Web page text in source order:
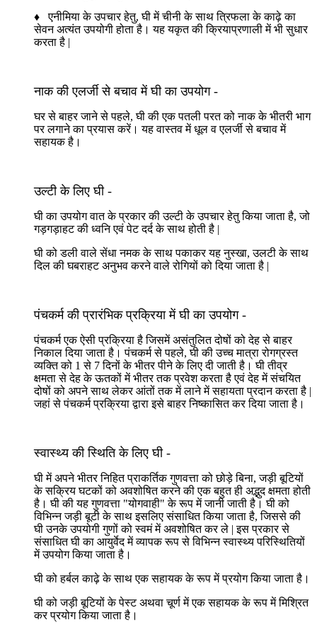
♦ एनीमिया के उपचार हेतु, घी में चीनी के साथ त्रिफला के काढ़े का
सेवन अत्यंत उपयोगी होता है। यह यकृत की क्रियाप्रणाली में भी सुधार
करता है |
नाक की एलर्जी से बचाव में घी का उपयोग -
घर से बाहर जाने से पहले, घी की एक पतली परत को नाक के भीतरी भाग
पर लगाने का प्रयास करें। यह वास्तव में धूल व एलर्जी से बचाव में
सहायक है।
उल्टी के लिए घी -
घी का उपयोग वात के प्रकार की उल्टी के उपचार हेतु किया जाता है, जो
गड़गड़ाहट की ध्वनि एवं पेट दर्द के साथ होती है |
घी को डली वाले सेंधा नमक के साथ पकाकर यह नुस्खा, उलटी के साथ
दिल की घबराहट अनुभव करने वाले रोगियों को दिया जाता है |
पंचकर्म की प्रारंभिक प्रक्रिया में घी का उपयोग -
पंचकर्म एक ऐसी प्रक्रिया है जिसमें असंतुलित दोषों को देह से बाहर
निकाल दिया जाता है। पंचकर्म से पहले, घी की उच्च मात्रा रोगग्रस्त
व्यक्ति को 1 से 7 दिनों के भीतर पीने के लिए दी जाती है। घी तीव्र
क्षमता से देह के ऊतकों में भीतर तक प्रवेश करता है एवं देह में संचयित
दोषों को अपने साथ लेकर आंतों तक में लाने में सहायता प्रदान करता है |
जहां से पंचकर्म प्रक्रिया द्वारा इसे बाहर निष्कासित कर दिया जाता है।
स्वास्थ्य की स्थिति के लिए घी -
घी में अपने भीतर निहित प्राकर्तिक गुणवत्ता को छोड़े बिना, जड़ी बूटियों
के सक्रिय घटकों को अवशोषित करने की एक बहुत ही अद्भुद क्षमता होती
है। घी की यह गुणवत्ता "योगवाही" के रूप में जानी जाती है। घी को
विभिन्न जड़ी बूटी के साथ इसलिए संसाधित किया जाता है, जिससे की
घी उनके उपयोगी गुणों को स्वमं में अवशोषित कर ले | इस प्रकार से
संसाधित घी का आयुर्वेद में व्यापक रूप से विभिन्न स्वास्थ्य परिस्थितियों
में उपयोग किया जाता है।
घी को हर्बल काढ़े के साथ एक सहायक के रूप में प्रयोग किया जाता है।
घी को जड़ी बूटियों के पेस्ट अथवा चूर्ण में एक सहायक के रूप में मिश्रित
कर प्रयोग किया जाता है।